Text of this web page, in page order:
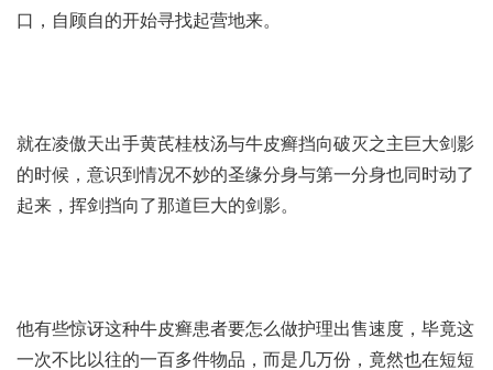
口，自顾自的开始寻找起营地来。
就在凌傲天出手黄芪桂枝汤与牛皮癣挡向破灭之主巨大剑影
的时候，意识到情况不妙的圣缘分身与第一分身也同时动了
起来，挥剑挡向了那道巨大的剑影。
他有些惊讶这种牛皮癣患者要怎么做护理出售速度，毕竟这
一次不比以往的一百多件物品，而是几万份，竟然也在短短